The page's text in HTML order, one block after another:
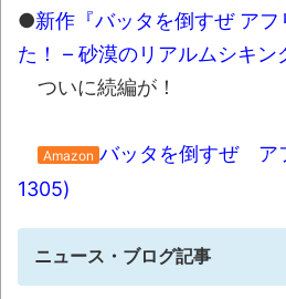
か…」 NEW!
【動画】名古屋栄で
き飛ばす。逮捕しろやｗ
「これで11万取られ
ドアノブの修理を頼んだ
なった
ゲオのレトロゲーム
活劇 他
NEW!
●新作『バッタを倒すぜ アフ
た！ – 砂漠のリアルムシキン
ついに続編が！
Amazon バッタを倒すぜ ア
1305)
ニュース・ブログ記事